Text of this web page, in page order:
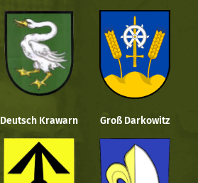
Deutsch Krawarn Groß Darkowitz